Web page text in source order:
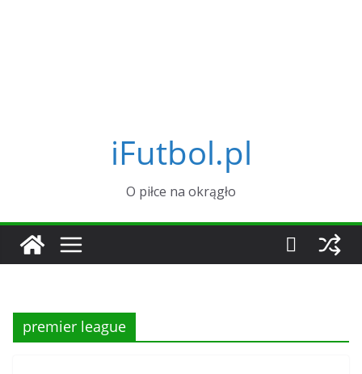
iFutbol.pl
O piłce na okrągło
premier league